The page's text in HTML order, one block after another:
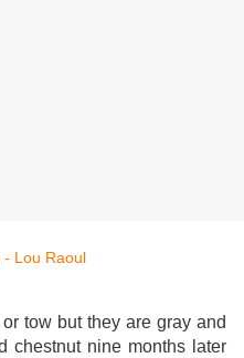
tow but they are gray and
chestnut nine months later